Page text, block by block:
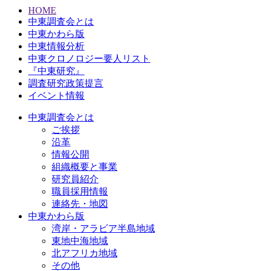
HOME
中東調査会とは
中東かわら版
中東情報分析
中東クロノロジー要人リスト
『中東研究』
調査研究政策提言
イベント情報
中東調査会とは
ご挨拶
沿革
情報公開
組織概要と事業
研究員紹介
職員採用情報
連絡先・地図
中東かわら版
湾岸・アラビア半島地域
東地中海地域
北アフリカ地域
その他